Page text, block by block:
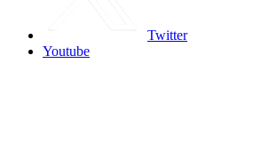
Twitter
Youtube